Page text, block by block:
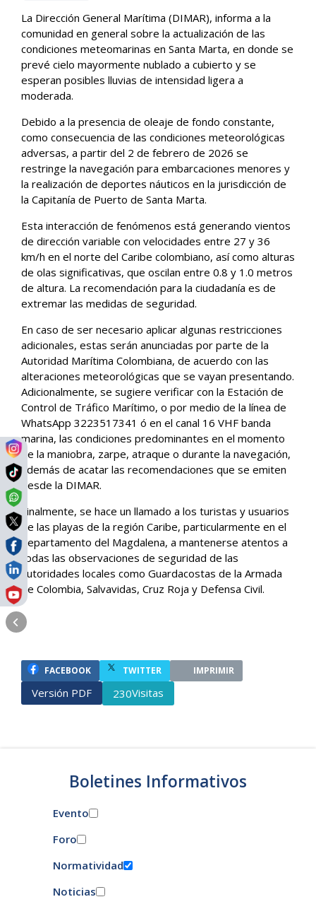
La Dirección General Marítima (DIMAR), informa a la
comunidad en general sobre la actualización de las
condiciones meteomarinas en Santa Marta, en donde se
prevé cielo mayormente nublado a cubierto y se
esperan posibles lluvias de intensidad ligera a
moderada.
Debido a la presencia de oleaje de fondo constante,
como consecuencia de las condiciones meteorológicas
adversas, a partir del 2 de febrero de 2026 se
restringe la navegación para embarcaciones menores y
la realización de deportes náuticos en la jurisdicción de
la Capitanía de Puerto de Santa Marta.
Esta interacción de fenómenos está generando vientos
de dirección variable con velocidades entre 27 y 36
km/h en el norte del Caribe colombiano, así como alturas
de olas significativas, que oscilan entre 0.8 y 1.0 metros
de altura. La recomendación para la ciudadanía es de
extremar las medidas de seguridad.
En caso de ser necesario aplicar algunas restricciones
adicionales, estas serán anunciadas por parte de la
Autoridad Marítima Colombiana, de acuerdo con las
alteraciones meteorológicas que se vayan presentando.
Adicionalmente, se sugiere verificar con la Estación de
Control de Tráfico Marítimo, o por medio de la línea de
WhatsApp 3223517341 ó en el canal 16 VHF banda
marina, las condiciones predominantes en el momento
de la maniobra, zarpe, atraque o durante la navegación,
además de acatar las recomendaciones que se emiten
desde la DIMAR.
Finalmente, se hace un llamado a los turistas y usuarios
de las playas de la región Caribe, particularmente en el
departamento del Magdalena, a mantenerse atentos a
todas las observaciones de seguridad de las
autoridades locales como Guardacostas de la Armada
de Colombia, Salvavidas, Cruz Roja y Defensa Civil.
FACEBOOK TWITTER IMPRIMIR
Versión PDF 230Visitas
Boletines Informativos
Evento
Foro
Normatividad
Noticias